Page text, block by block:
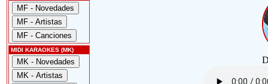
MIDI KARAOKES (MK)